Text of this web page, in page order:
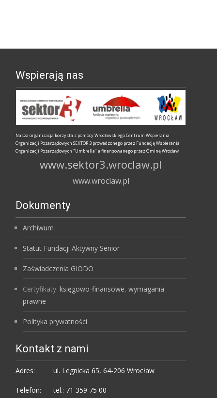
Wspierają nas
Nasza organizacja korzysta z pomocy Wrocławskiego Centrum Wspierania
Organizacji Pozarządowych SEKTOR 3 prowadzonego przez Fundację Wspierania
Organizacji Pozarządowych "Umbrella" a finansowanego przez Gminę Wrocław
www.sektor3.wroclaw.pl
www.wroclaw.pl
Dokumenty
Archiwum
Statut Fundacji Aktywny Senior
Zaświadczenia GIODO
Certyfikaty: księgowo-finansowe, wymagania
prawne
Polityka prywatności
Kontakt z nami
Adres: ul. Legnicka 65, 64-206 Wrocław
Telefon:
tel.: 71 359 75 00